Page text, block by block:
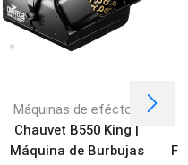
Máquinas de eféctos
Chauvet B550 King |
Máquina de Burbujas